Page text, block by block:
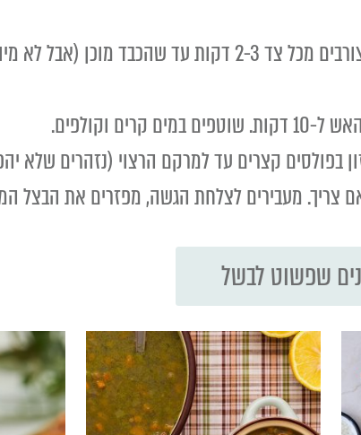
מחממים מחבת רחבה היטב על להבה חזקה, מניחים את הכבדים וצורבים מכל צד 2-3
וקולפים.
בפולסים קצרים עד למרקם הרצוי (נזהרים שלא
צריך. מעבירים לצלחת הגשה, מפזרים את הבצל
שפשוט לבשל